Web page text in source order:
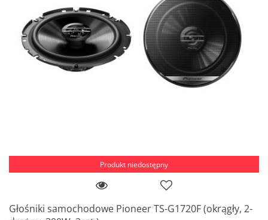
Produkt niedostępny
Głośniki samochodowe Pioneer TS-G1720F (okrągły, 2-